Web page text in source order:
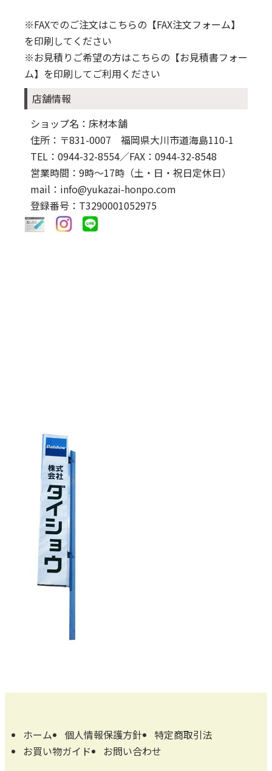
※FAXでのご注文はこちらの 【FAX注文フォーム】
を印刷してください
※お見積りご希望の方はこちらの 【お見積書フォー
ム】 を印刷してご利用ください
店舗情報
ショップ名：床材本舗
住所：〒831-0007 福岡県大川市道海島110-1
TEL：0944-32-8554／FAX：0944-32-8548
営業時間：9時～17時（土・日・祝日定休日）
mail：info@yukazai-honpo.com
登録番号：T3290001052975
ホーム 個人情報保護方針
特定商取引法
お買い物ガイド
お問い合わせ